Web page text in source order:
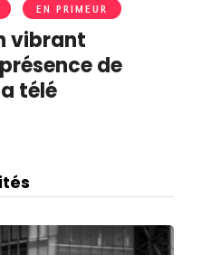
EN PRIMEUR
vibrant
de
télé